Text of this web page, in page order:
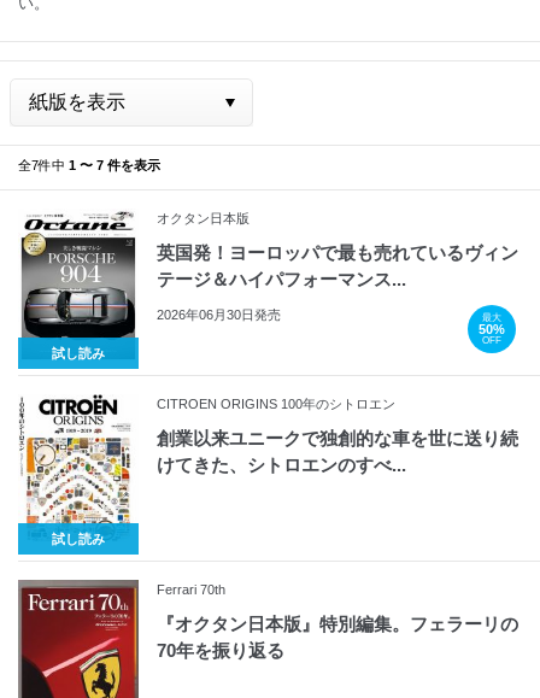
全7件中 1 〜 7 件を表示
試し読み
オクタン日本版
英国発！ヨーロッパで最も売れているヴィン
テージ＆ハイパフォーマンス...
2026年06月30日発売 最大
50%
OFF
試し読み
CITROEN ORIGINS 100年のシトロエン
創業以来ユニークで独創的な車を世に送り続
けてきた、シトロエンのすべ...
Ferrari 70th
『オクタン日本版』特別編集。フェラーリの
70年を振り返る